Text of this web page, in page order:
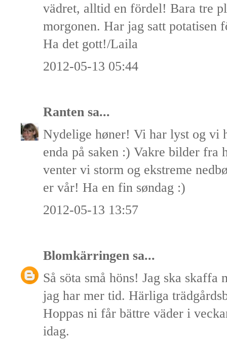
vädret, alltid en fördel! Bara tre
morgonen. Har jag satt potatisen
Ha det gott!/Laila
2012-05-13 05:44
Ranten sa...
Nydelige høner! Vi har lyst og vi
enda på saken :) Vakre bilder fra
venter vi storm og ekstreme
er vår! Ha en fin søndag :)
2012-05-13 13:57
Blomkärringen sa...
Så söta små höns! Jag ska skaffa
jag har mer tid. Härliga
Hoppas ni får bättre väder i
idag.